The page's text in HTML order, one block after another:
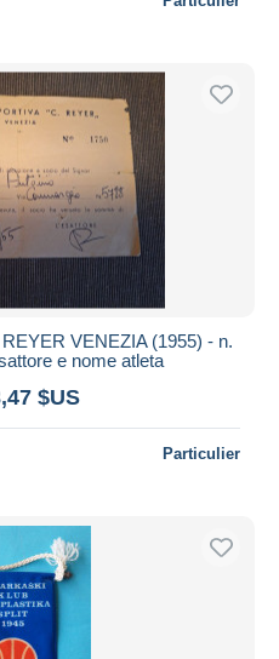
VENEZIA (1955) - n.
e nome atleta
$US
Particulier